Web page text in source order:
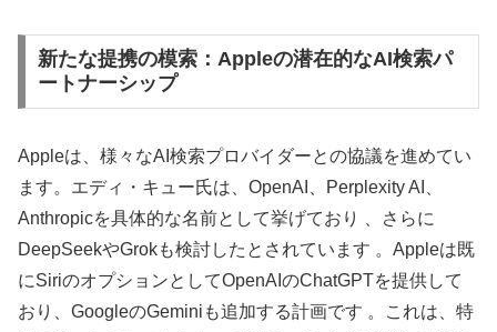
新たな提携の模索：Appleの潜在的なAI検索パ
ートナーシップ
Appleは、様々なAI検索プロバイダーとの協議を進めてい
ます。エディ・キュー氏は、OpenAI、Perplexity AI、
Anthropicを具体的な名前として挙げており 、さらに
DeepSeekやGrokも検討したとされています 。Appleは既
にSiriのオプションとしてOpenAIのChatGPTを提供して
おり、GoogleのGeminiも追加する計画です 。これは、特